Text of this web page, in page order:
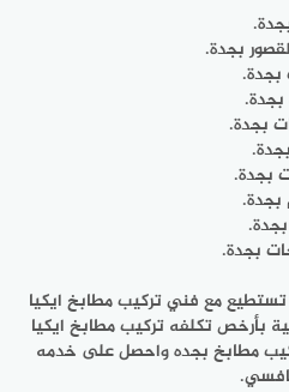
بجدة.
بجدة.
بجدة.
بجدة.
بجدة.
بجدة.
بجدة.
مع فني تركيب مطابخ ايكيا
بأرخص تكلفه تركيب مطابخ ايكيا
مطابخ بجده واحصل على خدمه